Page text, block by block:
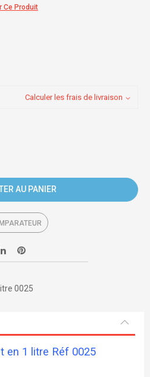
Ce Produit
Calculer les frais de livraison
AU PANIER
0025
en 1 litre Réf 0025